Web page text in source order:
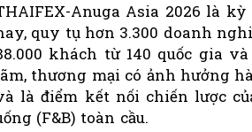
Anuga Asia 2026 là
quy tụ hơn 3.300 doanh
khách từ 140 quốc gia
thương mại có ảnh hưởng
là điểm kết nối chiến lược
(F&B) toàn cầu.